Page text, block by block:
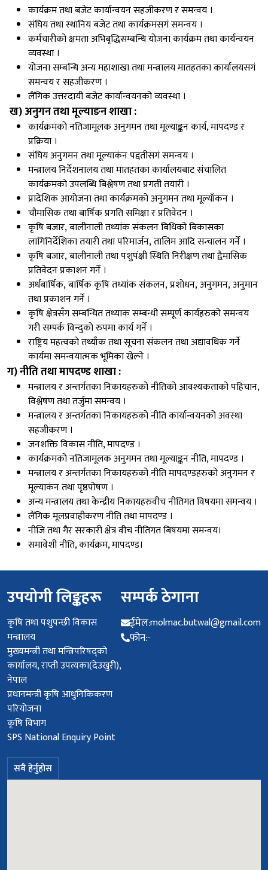
कार्यक्रम तथा बजेट कार्यान्वयन सहजीकरण र समन्वय ।
संघिय तथा स्थानिय बजेट तथा कार्यक्रमसगं समन्वय ।
कर्मचारीको क्षमता अभिबृद्धिसम्बन्धि योजना कार्यक्रम तथा कार्यन्वयन
व्यवस्था ।
योजना सम्बन्धि अन्य महाशाखा तथा मन्त्रालय मातहतका कार्यालयसगं
समन्वय र सहजीकरण ।
लैंगिक उत्तरदायी बजेट कार्यान्वयनको व्यवस्था ।
ख) अनुगन तथा मूल्याङन शाखा :
कार्यक्रमको नतिजामूलक अनुगमन तथा मूल्याङ्कन कार्य, मापदण्ड र
प्रक्रिया ।
संघिय अनुगमन तथा मूल्याकंन पद्दतीसगं समन्वय ।
मन्त्रालय निर्देशनालय तथा मातहतका कार्यालयबाट संचालित
कार्यक्रमको उपलब्धि बिश्लेषण तथा प्रगती तयारी ।
प्रादेशिक आयोजना तथा कार्यक्रमको अनुगमन तथा मूल्याँकन ।
चौमासिक तथा बार्षिक प्रगति समिक्षा र प्रतिवेदन ।
कृषि बजार, बालीनाली तथ्यांक संकलन बिधिको बिकासका
लागिनिर्देशिका तयारी तथा परिमार्जन, तालिम आदि सन्चालन गर्ने ।
कृषि बजार, बालीनाली तथा पशुपंक्षी स्थिति निरीक्षण तथा द्वैमासिक
प्रतिवेदन प्रकाशन गर्ने ।
अर्धबार्षिक, बार्षिक कृषि तथ्यांक संकलन, प्रशोधन, अनुगमन, अनुमान
तथा प्रकाशन गर्ने ।
कृषि क्षेत्रसँग सम्बन्धित तथ्याक सम्बन्धी सम्पूर्ण कार्यहरुको समन्वय
गरी सम्पर्क विन्दुको रुपमा कार्य गर्ने ।
राष्ट्रिय महत्वको तथ्याँक तथा सूचना संकलन तथा अद्यावधिक गर्ने
कार्यमा समन्वयात्मक भूमिका खेल्ने ।
ग) नीति तथा मापदण्ड शाखा :
मन्त्रालय र अन्तर्गतका निकायहरुको नीतिको आवश्यकताको पहिचान,
विश्लेषण तथा तर्जुमा समन्वय ।
मन्त्रालय र अन्तर्गतका निकायहरुको नीति कार्यान्वयनको अवस्था
सहजीकरण ।
जनशक्ति विकास नीति, मापदण्ड ।
कार्यक्रमको नतिजामूलक अनुगमन तथा मूल्याङ्कन नीति, मापदण्ड ।
मन्त्रालय र अन्तर्गतका निकायहरुको नीति मापदण्डहरुको अनुगमन र
मूल्याकंन तथा पृष्ठपोषण ।
अन्य मन्त्रालय तथा केन्द्रीय निकायहरुवीच नीतिगत विषयमा समन्वय ।
लैंगिक मूलप्रवाहीकरण नीति तथा मापदण्ड ।
नीजि तथा गैर सरकारी क्षेत्र वीच नीतिगत बिषयमा समन्वय।
समावेशी नीति, कार्यक्रम, मापदण्ड।
उपयोगी लिङ्कहरू
कृषि तथा पशुपन्छी विकास
मन्त्रालय
मुख्यमन्त्री तथा मन्त्रिपरिषद्को
कार्यालय, राप्ती उपत्यका(देउखुरी),
नेपाल
प्रधानमन्‍त्री कृषि आधुनिकिकरण
परियोजना
कृषि विभाग
SPS National Enquiry Point
सबै हेर्नुहोस
सम्पर्क ठेगाना
ईमेल:molmac.butwal@gmail.com
फोन:-